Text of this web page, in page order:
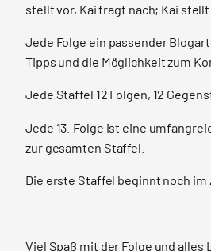
stellt vor, Kai fragt nach; Kai stellt
Jede Folge ein passender
Tipps und die Möglichkeit zum
Jede Staffel 12 Folgen, 12
Jede 13. Folge ist eine
zur gesamten Staffel.
Die erste Staffel beginnt noch im
Viel Spaß mit der Folge und alles